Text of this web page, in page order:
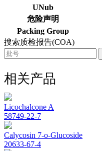
UNub
危险声明
Packing Group
搜索质检报告(COA)
相关产品
Licochalcone A
58749-22-7
Calycosin 7-o-Glucoside
20633-67-4